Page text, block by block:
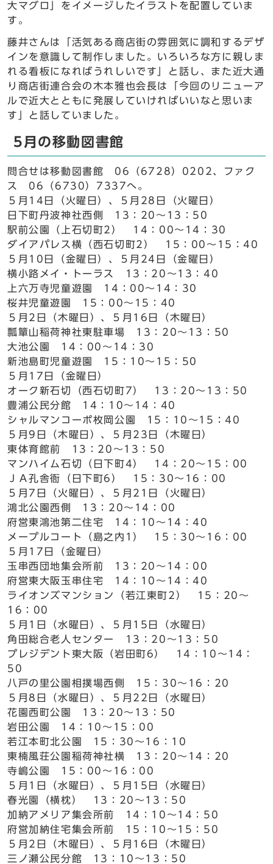
大マグロ」をイメージしたイラストを配置していま
す。
藤井さんは「活気ある商店街の雰囲気に調和するデザ
インを意識して制作しました。いろいろな方に親しま
れる看板になればうれしいです」と話し、また近大通
り商店街連合会の木本雅也会長は「今回のリニューア
ルで近大とともに発展していければいいなと思いま
す」と話していました。
5月の移動図書館
問合せは移動図書館 06（6728）0202、ファク
ス 06（6730）7337へ。
５月14日（火曜日）、５月28日（火曜日）
日下町丹波神社西側 13：20～13：50
駅前公園（上石切町2） 14：00～14：30
ダイアパレス横（西石切町2） 15：00～15：40
５月10日（金曜日）、５月24日（金曜日）
横小路メイ・トーラス 13：20～13：40
上六万寺児童遊園 14：00～14：30
桜井児童遊園 15：00～15：40
５月2日（木曜日）、５月16日（木曜日）
瓢簞山稲荷神社東駐車場 13：20～13：50
大池公園 14：00～14：30
新池島町児童遊園 15：10～15：50
５月17日（金曜日）
オーク新石切（西石切町7） 13：20～13：50
豊浦公民分館 14：10～14：40
シャルマンコーポ枚岡公園 15：10～15：40
５月9日（木曜日）、５月23日（木曜日）
東体育館前 13：20～13：50
マンハイム石切（日下町4） 14：20～15：00
ＪＡ孔舎衙（日下町6） 15：30～16：00
５月7日（火曜日）、５月21日（火曜日）
鴻北公園西側 13：20～14：00
府営東鴻池第二住宅 14：10～14：40
メープルコート（島之内1） 15：30～16：00
５月17日（金曜日）
玉串西団地集会所前 13：20～14：00
府営東大阪玉串住宅 14：10～14：40
ライオンズマンション（若江東町2） 15：20～
16：00
５月1日（水曜日）、５月15日（水曜日）
角田総合老人センター 13：20～13：50
プレジデント東大阪（岩田町6） 14：10～14：
50
八戸の里公園相撲場西側 15：30～16：20
５月8日（水曜日）、５月22日（水曜日）
花園西町公園 13：20～13：50
岩田公園 14：10～15：00
若江本町北公園 15：30～16：10
東楠風荘公園稲荷神社横 13：20～14：20
寺嶋公園 15：00～16：00
５月1日（水曜日）、５月15日（水曜日）
春光園（横枕） 13：20～13：50
加納アメリア集会所前 14：10～14：50
府営加納住宅集会所前 15：10～15：50
５月2日（木曜日）、５月16日（木曜日）
三ノ瀬公民分館 13：10～13：50